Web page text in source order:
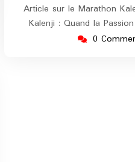
Article sur le Marathon
Kalenji : Quand la
0